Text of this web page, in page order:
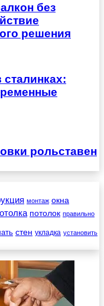
без
решения
рольставен
монтаж окна
потолок правильно
стен укладка установить